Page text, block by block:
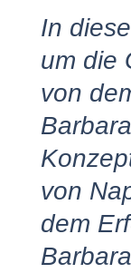
In
um die
von
von
dem